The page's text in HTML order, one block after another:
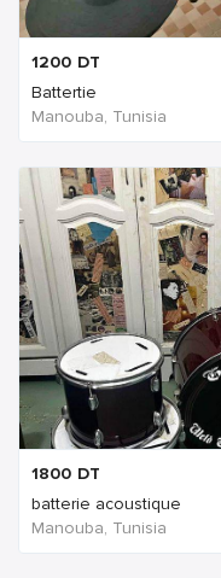
1200 DT
Battertie
Manouba, Tunisia
1800 DT
batterie acoustique
Manouba, Tunisia